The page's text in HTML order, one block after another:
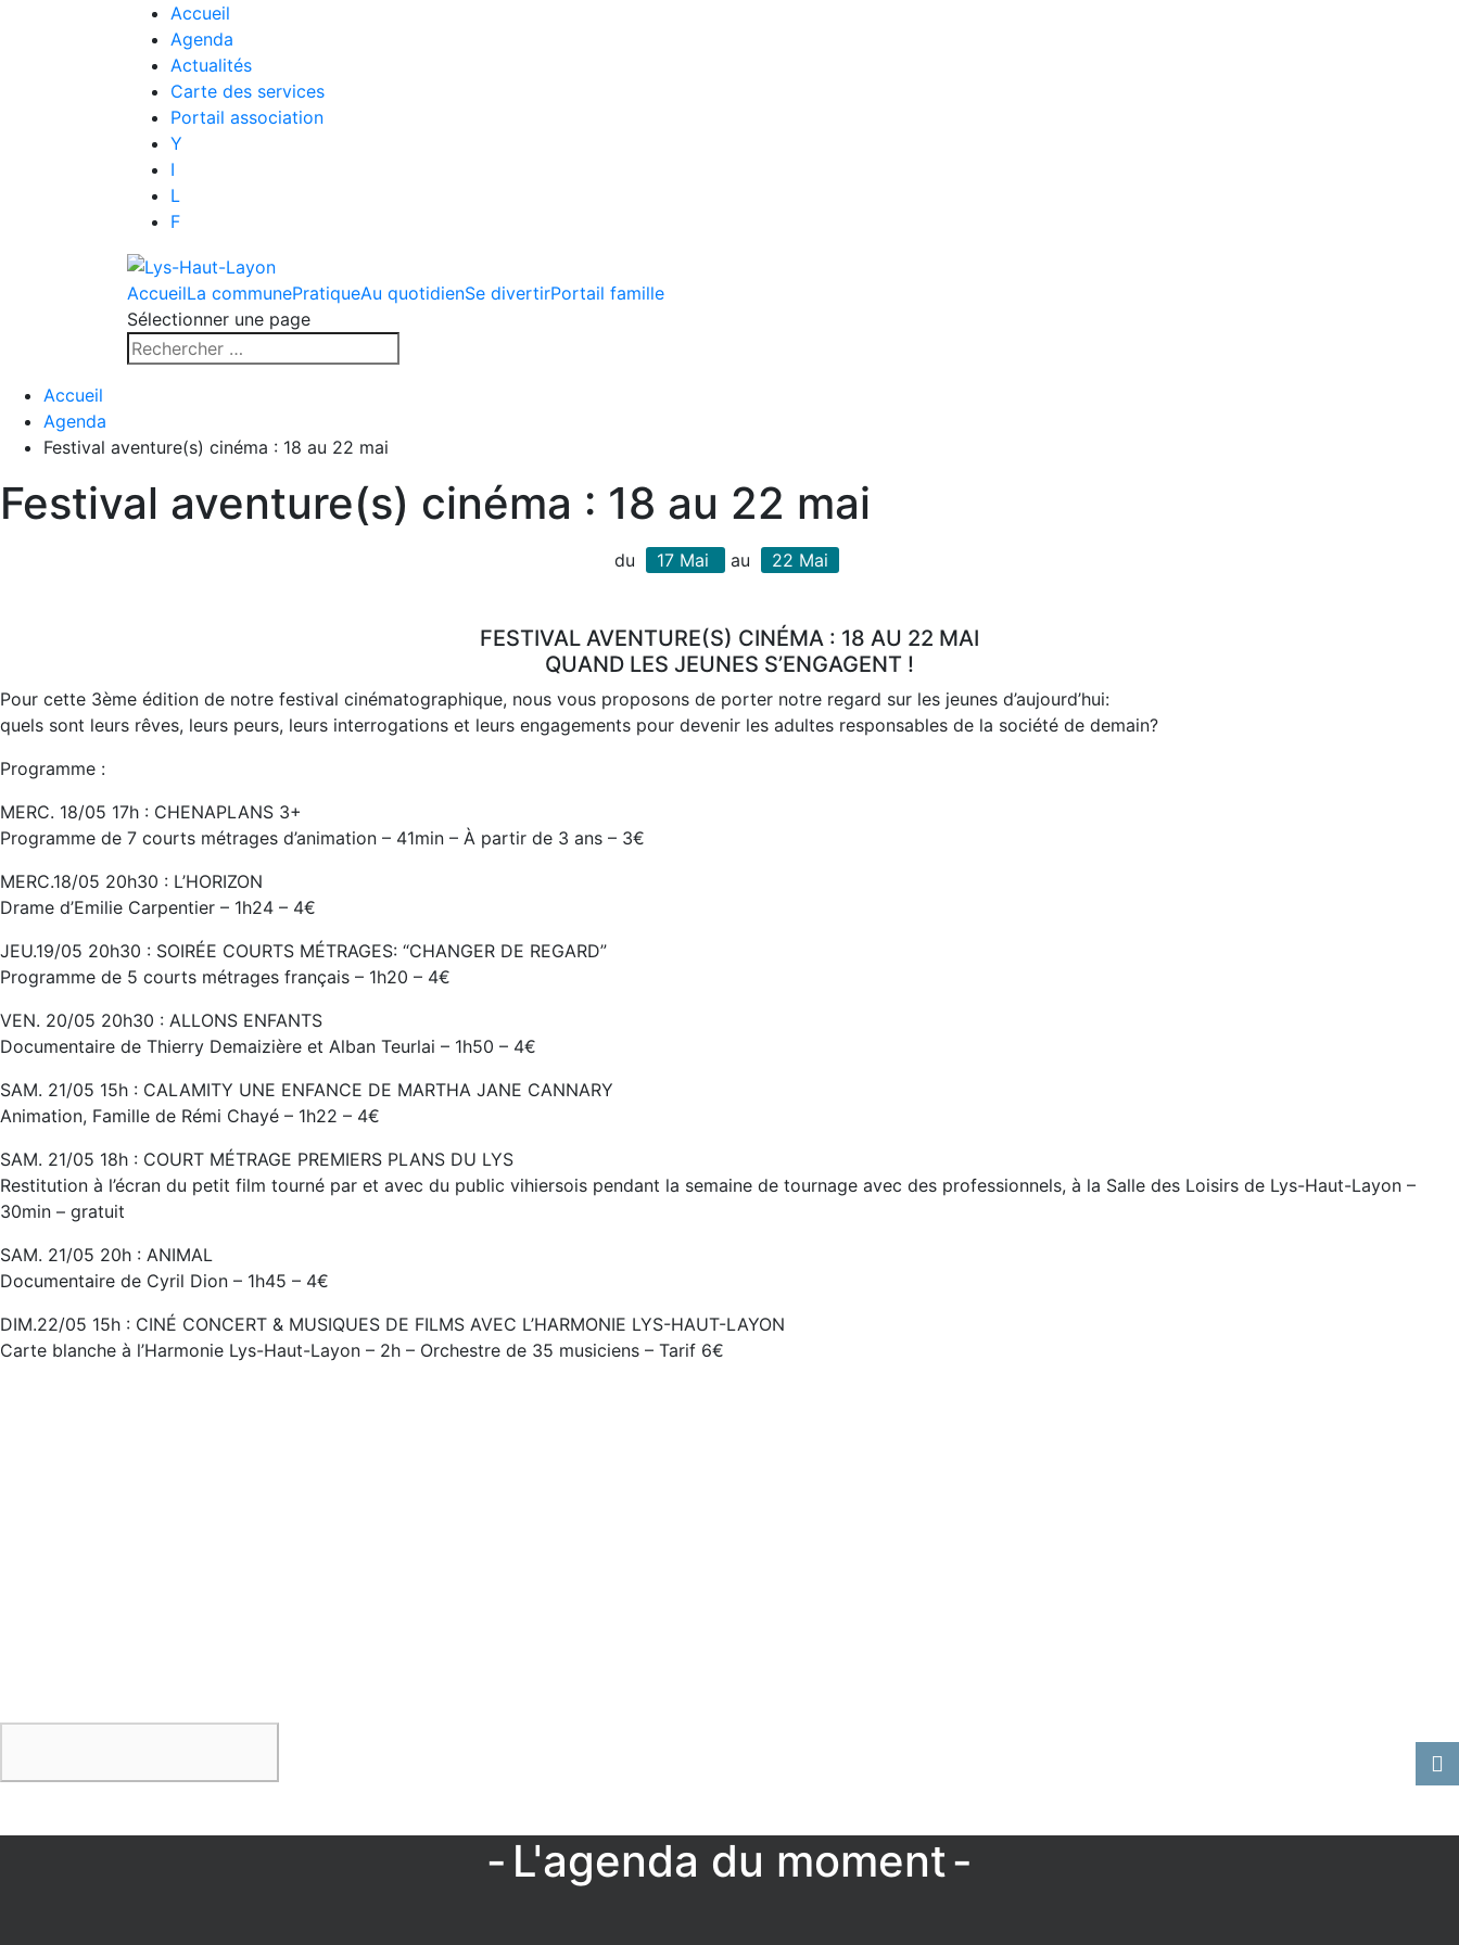
Accueil
Agenda
Actualités
Carte des services
Portail association
Y
I
L
F
AccueilLa communePratiqueAu quotidienSe divertirPortail famille
Sélectionner une page
Accueil
Agenda
Festival aventure(s) cinéma : 18 au 22 mai
Festival aventure(s) cinéma : 18 au 22 mai
du 17 Mai au 22 Mai
FESTIVAL AVENTURE(S) CINÉMA : 18 AU 22 MAI
QUAND LES JEUNES S’ENGAGENT !
Pour cette 3ème édition de notre festival cinématographique, nous vous proposons de porter notre regard sur les jeunes d’aujourd’hui:
quels sont leurs rêves, leurs peurs, leurs interrogations et leurs engagements pour devenir les adultes responsables de la société de demain?
Programme :
MERC. 18/05 17h : CHENAPLANS 3+
Programme de 7 courts métrages d’animation – 41min – À partir de 3 ans – 3€
MERC.18/05 20h30 : L’HORIZON
Drame d’Emilie Carpentier – 1h24 – 4€
JEU.19/05 20h30 : SOIRÉE COURTS MÉTRAGES: “CHANGER DE REGARD”
Programme de 5 courts métrages français – 1h20 – 4€
VEN. 20/05 20h30 : ALLONS ENFANTS
Documentaire de Thierry Demaizière et Alban Teurlai – 1h50 – 4€
SAM. 21/05 15h : CALAMITY UNE ENFANCE DE MARTHA JANE CANNARY
Animation, Famille de Rémi Chayé – 1h22 – 4€
SAM. 21/05 18h : COURT MÉTRAGE PREMIERS PLANS DU LYS
Restitution à l’écran du petit film tourné par et avec du public vihiersois pendant la semaine de tournage avec des professionnels, à la Salle des Loisirs de Lys-Haut-Layon –
30min – gratuit
SAM. 21/05 20h : ANIMAL
Documentaire de Cyril Dion – 1h45 – 4€
DIM.22/05 15h : CINÉ CONCERT & MUSIQUES DE FILMS AVEC L’HARMONIE LYS-HAUT-LAYON
Carte blanche à l’Harmonie Lys-Haut-Layon – 2h – Orchestre de 35 musiciens – Tarif 6€
L'agenda du moment